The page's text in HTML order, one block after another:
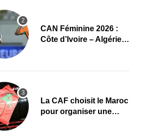
CAN Féminine 2026 :
Côte d’Ivoire – Algérie,
La CAF choisit le Maroc
pour organiser une